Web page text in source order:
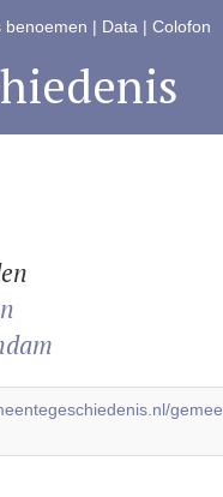
benoemen | Data | Colofon